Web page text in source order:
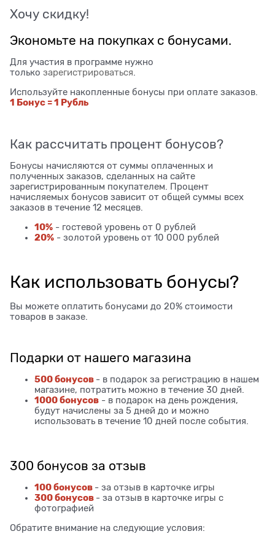
Хочу скидку!
Экономьте на покупках с бонусами.
Для участия в программе нужно
только зарегистрироваться.
Используйте накопленные бонусы при оплате заказов.
1 Бонус = 1 Рубль
Как рассчитать процент бонусов?
Бонусы начисляются от суммы оплаченных и
полученных заказов, сделанных на сайте
зарегистрированным покупателем. Процент
начисляемых бонусов зависит от общей суммы всех
заказов в течение 12 месяцев.
10% - гостевой уровень от 0 рублей
20% - золотой уровень от 10 000 рублей
Как использовать бонусы?
Вы можете оплатить бонусами до 20% стоимости
товаров в заказе.
Подарки от нашего магазина
500 бонусов - в подарок за регистрацию в нашем
магазине, потратить можно в течение 30 дней.
1000 бонусов - в подарок на день рождения,
будут начислены за 5 дней до и можно
использовать в течение 10 дней после события.
300 бонусов за отзыв
100 бонусов - за отзыв в карточке игры
300 бонусов - за отзыв в карточке игры с
фотографией
Обратите внимание на следующие условия: